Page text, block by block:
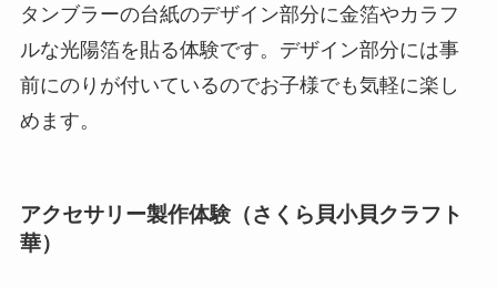
タンブラーの台紙のデザイン部分に金箔やカラフ
ルな光陽箔を貼る体験です。デザイン部分には事
前にのりが付いているのでお子様でも気軽に楽し
めます。
アクセサリー製作体験（さくら貝小貝クラフト
華）